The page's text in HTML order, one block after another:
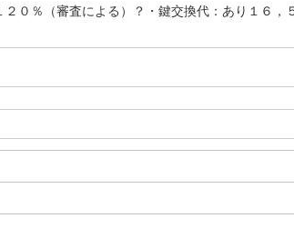
０％（審査による）？・鍵交換代：あり１６，